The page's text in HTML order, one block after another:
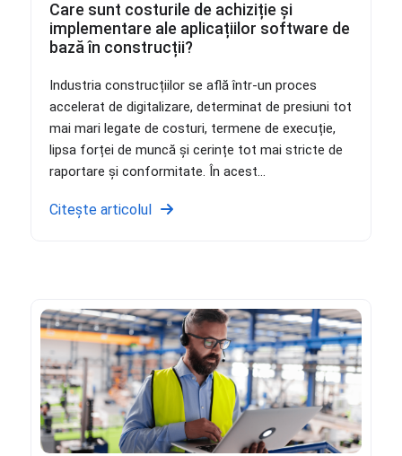
Care sunt costurile de achiziție și
implementare ale aplicațiilor software de
bază în construcții?
Industria construcțiilor se află într-un proces
accelerat de digitalizare, determinat de presiuni tot
mai mari legate de costuri, termene de execuție,
lipsa forței de muncă și cerințe tot mai stricte de
raportare și conformitate. În acest...
Citește articolul